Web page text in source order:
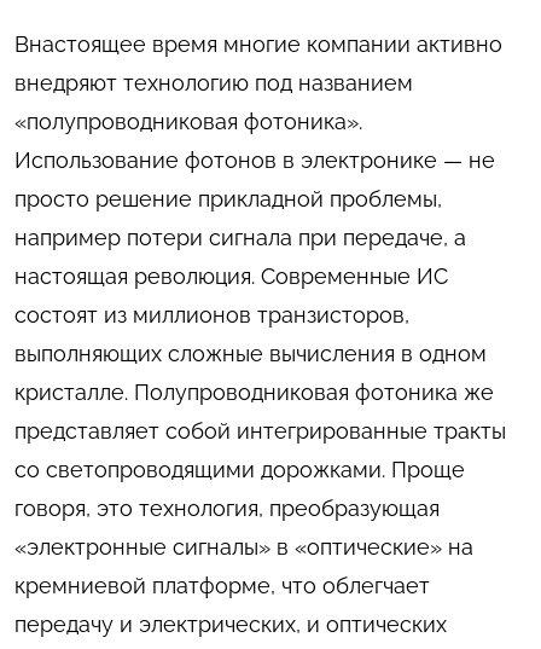
Внастоящее время многие компании активно
внедряют технологию под названием
«полупроводниковая фотоника».
Использование фотонов в электронике — не
просто решение прикладной проблемы,
например потери сигнала при передаче, а
настоящая революция. Современные ИС
состоят из миллионов транзисторов,
выполняющих сложные вычисления в одном
кристалле. Полупроводниковая фотоника же
представляет собой интегрированные тракты
со светопроводящими дорожками. Проще
говоря, это технология, преобразующая
«электронные сигналы» в «оптические» на
кремниевой платформе, что облегчает
передачу и электрических, и оптических